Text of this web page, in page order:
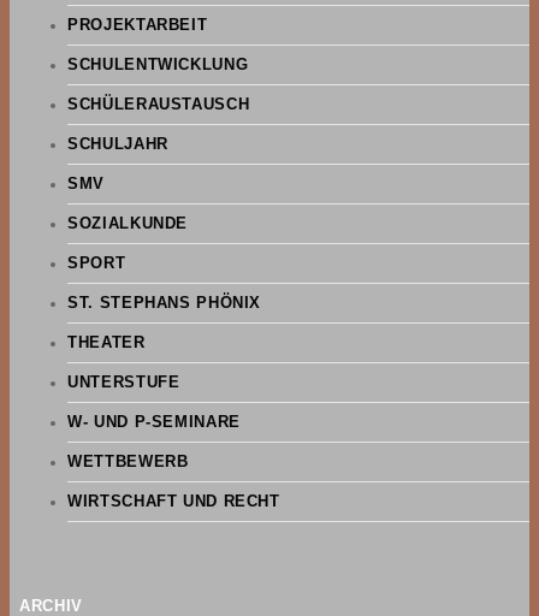
PROJEKTARBEIT
SCHULENTWICKLUNG
SCHÜLERAUSTAUSCH
SCHULJAHR
SMV
SOZIALKUNDE
SPORT
ST. STEPHANS PHÖNIX
THEATER
UNTERSTUFE
W- UND P-SEMINARE
WETTBEWERB
WIRTSCHAFT UND RECHT
ARCHIV